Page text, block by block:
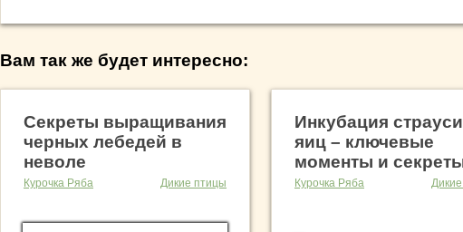
Вам так же будет интересно:
Секреты выращивания
черных лебедей в
неволе
Курочка Ряба Дикие птицы
Инкубация
яиц – ключевые
моменты и
Курочка Ряба